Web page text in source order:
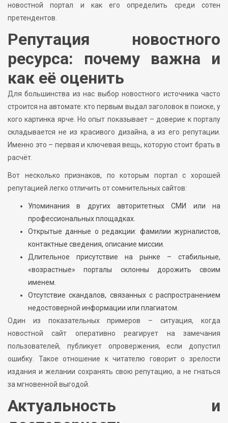
новостной портал и как его определить среди сотен
претендентов.
Репутация новостного
ресурса: почему важна и
как её оценить
Для большинства из нас выбор новостного источника часто
строится на автомате: кто первым выдал заголовок в поиске, у
кого картинка ярче. Но опыт показывает – доверие к порталу
складывается не из красивого дизайна, а из его репутации.
Именно это – первая и ключевая вещь, которую стоит брать в
расчёт.
Вот несколько признаков, по которым портал с хорошей
репутацией легко отличить от сомнительных сайтов:
Упоминания в других авторитетных СМИ или на
профессиональных площадках.
Открытые данные о редакции: фамилии журналистов,
контактные сведения, описание миссии.
Длительное присутствие на рынке – стабильные,
«возрастные» порталы склонны дорожить своим
именем.
Отсутствие скандалов, связанных с распространением
недостоверной информации или плагиатом.
Один из показательных примеров – ситуация, когда
новостной сайт оперативно реагирует на замечания
пользователей, публикует опровержения, если допустил
ошибку. Такое отношение к читателю говорит о зрелости
издания и желании сохранять свою репутацию, а не гнаться
за мгновенной выгодой.
Актуальность и